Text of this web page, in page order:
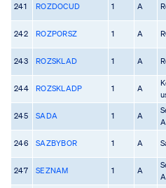
241 ROZDOCUD 1 A
242 ROZPORSZ 1 A
243 ROZSKLAD 1 A
244 ROZSKLADP 1 A
245 SADA 1 A
246 SAZBYBOR 1 A
247 SEZNAM 1 A